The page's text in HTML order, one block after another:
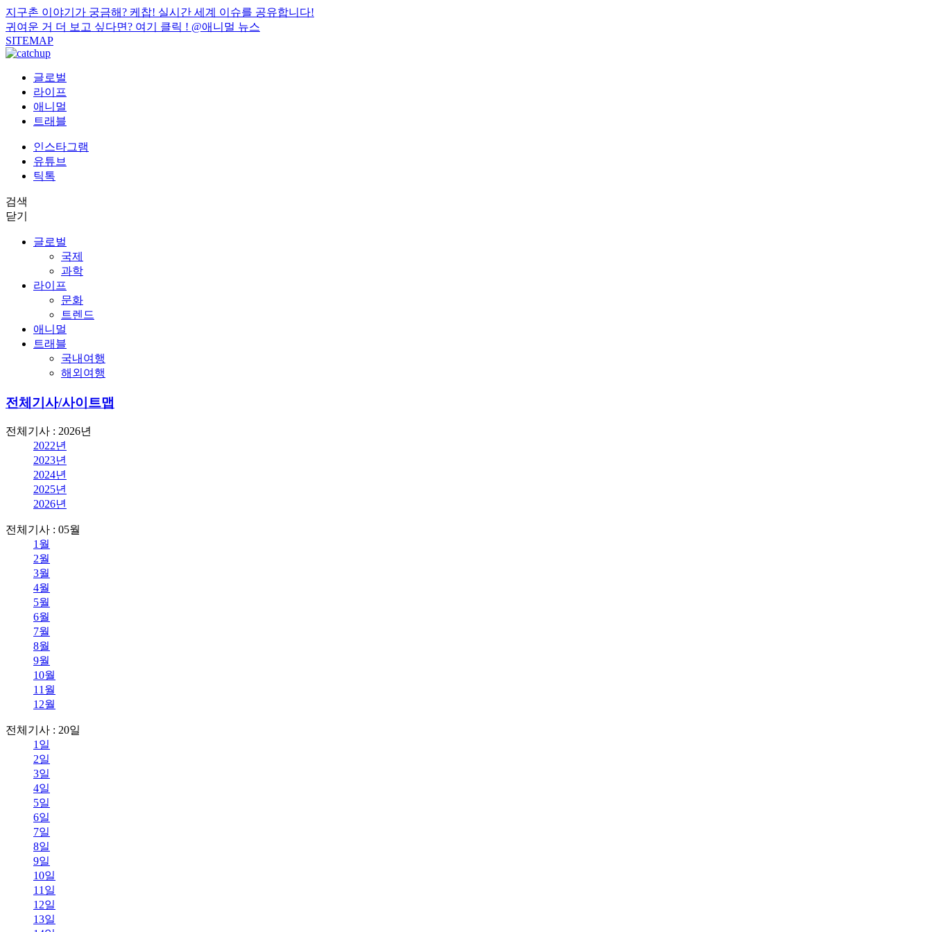
지구촌 이야기가 궁금해? 케찹! 실시간 세계 이슈를 공유합니다!
귀여운 거 더 보고 싶다면? 여기 클릭 ! @애니멀 뉴스
SITEMAP
글로벌
라이프
애니멀
트래블
인스타그램
유튜브
틱톡
검색
닫기
글로벌
국제
과학
라이프
문화
트렌드
애니멀
트래블
국내여행
해외여행
전체기사/사이트맵
전체기사 : 2026년
2022년
2023년
2024년
2025년
2026년
전체기사 : 05월
1월
2월
3월
4월
5월
6월
7월
8월
9월
10월
11월
12월
전체기사 : 20일
1일
2일
3일
4일
5일
6일
7일
8일
9일
10일
11일
12일
13일